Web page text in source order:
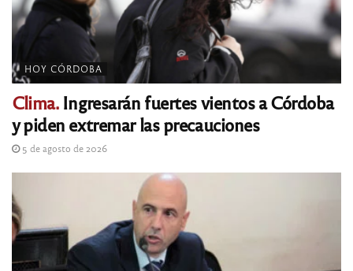
HOY CÓRDOBA
Clima.Ingresarán fuertes vientos a Córdoba
y piden extremar las precauciones
5 de agosto de 2026